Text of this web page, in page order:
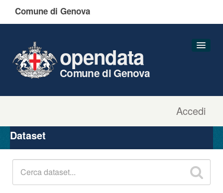
Comune di Genova
Accedi
opendata
Comune di Genova
Organizzazioni
Gruppi
Dataset